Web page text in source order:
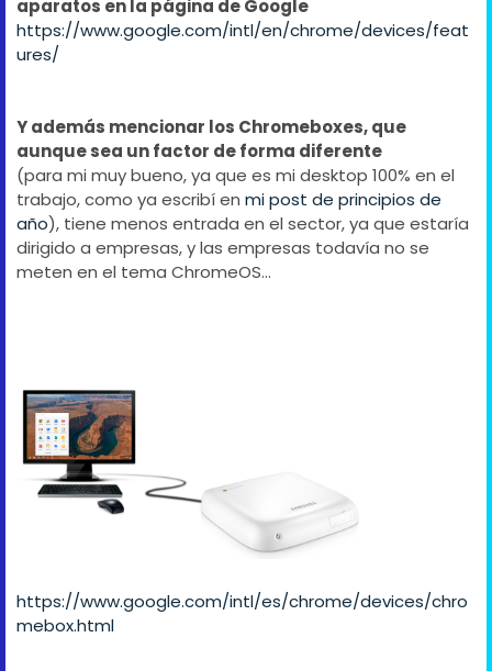
aparatos en la página de Google
https://www.google.com/intl/en/chrome/devices/feat
ures/
Y además mencionar los Chromeboxes, que
aunque sea un factor de forma diferente
(para mi muy bueno, ya que es mi desktop 100% en el
trabajo, como ya escribí en mi post de principios de
año), tiene menos entrada en el sector, ya que estaría
dirigido a empresas, y las empresas todavía no se
meten en el tema ChromeOS...
https://www.google.com/intl/es/chrome/devices/chro
mebox.html